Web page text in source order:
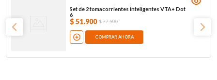
Set de 2 tomacorrientes inteligentes VTA+ Dot
6
$ 51.900 $77.900
COMPRAR AHORA